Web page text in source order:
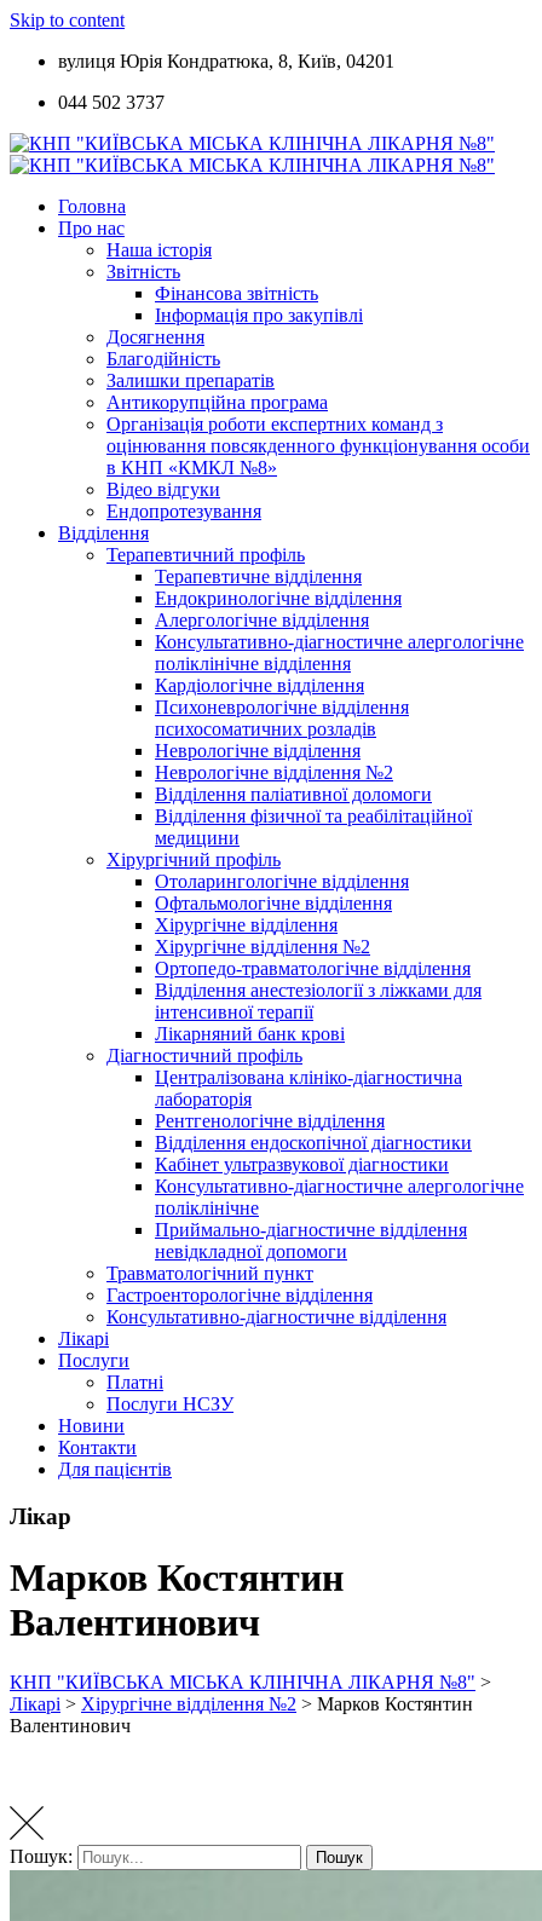
Skip to content
вулиця Юрія Кондратюка, 8, Київ, 04201
044 502 3737
Головна
Про нас
Наша історія
Звітність
Фінансова звітність
Інформація про закупівлі
Досягнення
Благодійність
Залишки препаратів
Антикорупційна програма
Організація роботи експертних команд з
оцінювання повсякденного функціонування особи
в КНП «КМКЛ №8»
Відео відгуки
Ендопротезування
Відділення
Терапевтичний профіль
Терапевтичне відділення
Ендокринологічне відділення
Алергологічне відділення
Консультативно-діагностичне алергологічне
поліклінічне відділення
Кардіологічне відділення
Психоневрологічне відділення
психосоматичних розладів
Неврологічне відділення
Неврологічне відділення №2
Відділення паліативної доломоги
Відділення фізичної та реабілітаційної
медицини
Хірургічний профіль
Отоларингологічне відділення
Офтальмологічне відділення
Хірургічне відділення
Хірургічне відділення №2
Ортопедо-травматологічне відділення
Відділення анестезіології з ліжками для
інтенсивної терапії
Лікарняний банк крові
Діагностичний профіль
Централізована клініко-діагностична
лабораторія
Рентгенологічне відділення
Відділення ендоскопічної діагностики
Кабінет ультразвукової діагностики
Консультативно-діагностичне алергологічне
поліклінічне
Приймально-діагностичне відділення
невідкладної допомоги
Травматологічний пункт
Гастроенторологічне відділення
Консультативно-діагностичне відділення
Лікарі
Послуги
Платні
Послуги НСЗУ
Новини
Контакти
Для пацієнтів
Лікар
Марков Костянтин
Валентинович
КНП "КИЇВСЬКА МІСЬКА КЛІНІЧНА ЛІКАРНЯ №8" >
Лікарі > Хірургічне відділення №2 > Марков Костянтин
Валентинович
Пошук: Пошук